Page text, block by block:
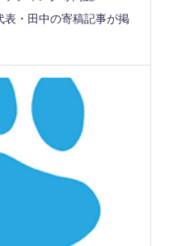
・田中の寄稿記事が掲